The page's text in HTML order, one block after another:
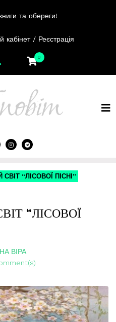
та обереги!
кабінет / Реєстрація
0
“ЛІСОВОЇ ПІСНІ”
“ЛІСОВОЇ
ВІРА